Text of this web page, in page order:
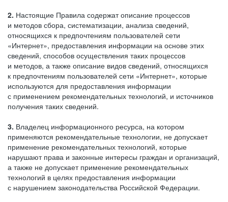
2. Настоящие Правила содержат описание процессов
и методов сбора, систематизации, анализа сведений,
относящихся к предпочтениям пользователей сети
«Интернет», предоставления информации на основе этих
сведений, способов осуществления таких процессов
и методов, а также описание видов сведений, относящихся
к предпочтениям пользователей сети «Интернет», которые
используются для предоставления информации
с применением рекомендательных технологий, и источников
получения таких сведений.
3. Владелец информационного ресурса, на котором
применяются рекомендательные технологии, не допускает
применение рекомендательных технологий, которые
нарушают права и законные интересы граждан и организаций,
а также не допускает применение рекомендательных
технологий в целях предоставления информации
с нарушением законодательства Российской Федерации.